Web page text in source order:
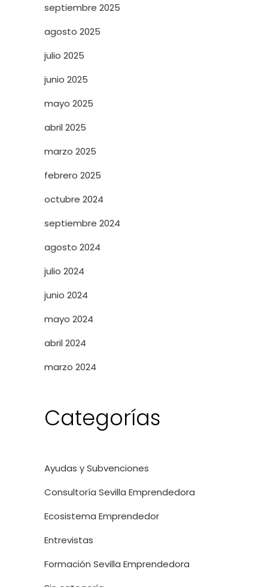
septiembre 2025
agosto 2025
julio 2025
junio 2025
mayo 2025
abril 2025
marzo 2025
febrero 2025
octubre 2024
septiembre 2024
agosto 2024
julio 2024
junio 2024
mayo 2024
abril 2024
marzo 2024
Categorías
Ayudas y Subvenciones
Consultoría Sevilla Emprendedora
Ecosistema Emprendedor
Entrevistas
Formación Sevilla Emprendedora